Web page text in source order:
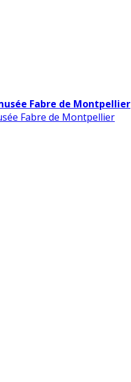
Fabre de Montpellier